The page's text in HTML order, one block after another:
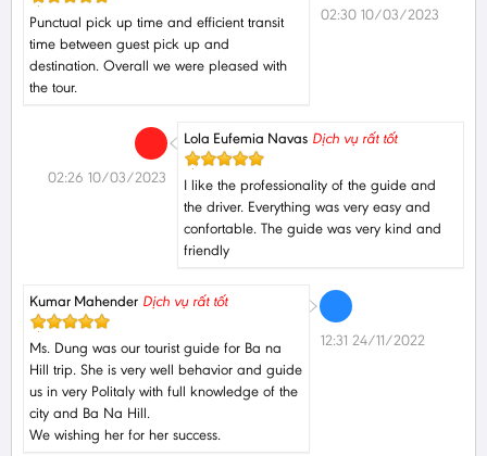
Punctual pick up time and efficient transit
time between guest pick up and
destination. Overall we were pleased with
the tour.
02:30 10/03/2023
Lola Eufemia Navas Dịch vụ rất tốt
I like the professionality of the guide and
the driver. Everything was very easy and
confortable. The guide was very kind and
friendly
02:26 10/03/2023
Kumar Mahender Dịch vụ rất tốt
Ms. Dung was our tourist guide for Ba na
Hill trip. She is very well behavior and guide
us in very Politaly with full knowledge of the
city and Ba Na Hill.
We wishing her for her success.
12:31 24/11/2022